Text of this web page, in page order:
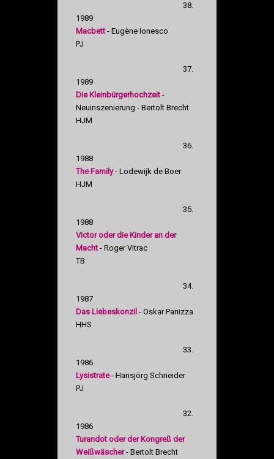
38.
1989
Macbett - Eugène Ionesco
PJ
37.
1989
Die Kleinbürgerhochzeit -
Neuinszenierung - Bertolt Brecht
HJM
36.
1988
The Family- Lodewijk de Boer
HJM
35.
1988
Victor oder die Kinder an der
Macht - Roger Vitrac
TB
34.
1987
Das Liebeskonzil - Oskar Panizza
HHS
33.
1986
Lysistrate- Hansjörg Schneider
PJ
32.
1986
Turandot oder der Kongreß der
Weißwäscher- Bertolt Brecht